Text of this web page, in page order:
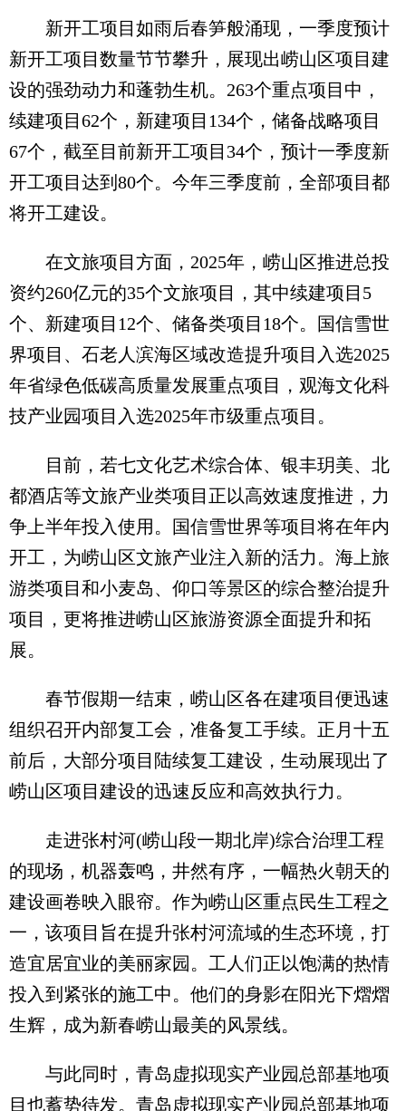
新开工项目如雨后春笋般涌现，一季度预计
新开工项目数量节节攀升，展现出崂山区项目建
设的强劲动力和蓬勃生机。263个重点项目中，
续建项目62个，新建项目134个，储备战略项目
67个，截至目前新开工项目34个，预计一季度新
开工项目达到80个。今年三季度前，全部项目都
将开工建设。
在文旅项目方面，2025年，崂山区推进总投
资约260亿元的35个文旅项目，其中续建项目5
个、新建项目12个、储备类项目18个。国信雪世
界项目、石老人滨海区域改造提升项目入选2025
年省绿色低碳高质量发展重点项目，观海文化科
技产业园项目入选2025年市级重点项目。
目前，若七文化艺术综合体、银丰玥美、北
都酒店等文旅产业类项目正以高效速度推进，力
争上半年投入使用。国信雪世界等项目将在年内
开工，为崂山区文旅产业注入新的活力。海上旅
游类项目和小麦岛、仰口等景区的综合整治提升
项目，更将推进崂山区旅游资源全面提升和拓
展。
春节假期一结束，崂山区各在建项目便迅速
组织召开内部复工会，准备复工手续。正月十五
前后，大部分项目陆续复工建设，生动展现出了
崂山区项目建设的迅速反应和高效执行力。
走进张村河(崂山段一期北岸)综合治理工程
的现场，机器轰鸣，井然有序，一幅热火朝天的
建设画卷映入眼帘。作为崂山区重点民生工程之
一，该项目旨在提升张村河流域的生态环境，打
造宜居宜业的美丽家园。工人们正以饱满的热情
投入到紧张的施工中。他们的身影在阳光下熠熠
生辉，成为新春崂山最美的风景线。
与此同时，青岛虚拟现实产业园总部基地项
目也蓄势待发。青岛虚拟现实产业园总部基地项